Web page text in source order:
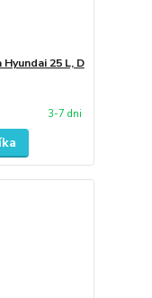
25 L, D
3-7 dni